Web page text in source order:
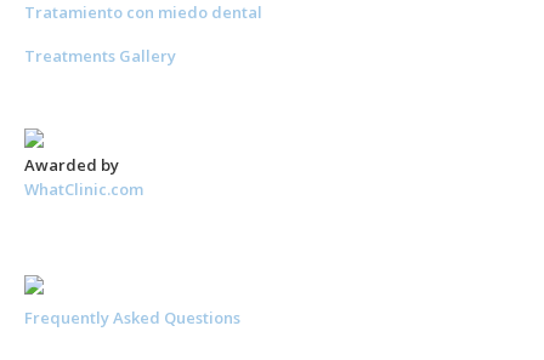
Tratamiento con miedo dental
Treatments Gallery
Awarded by
WhatClinic.com
Frequently Asked Questions